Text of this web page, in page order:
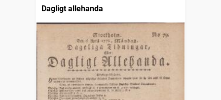
Dagligt allehanda